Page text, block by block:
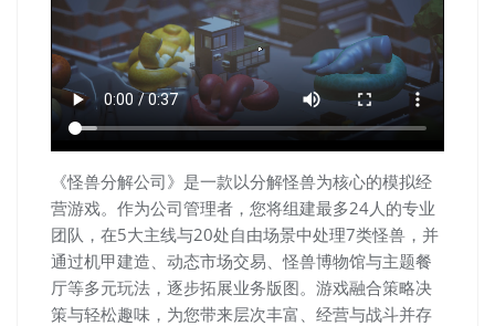
《怪兽分解公司》是一款以分解怪兽为核心的模拟经
营游戏。作为公司管理者，您将组建最多24人的专业
团队，在5大主线与20处自由场景中处理7类怪兽，并
通过机甲建造、动态市场交易、怪兽博物馆与主题餐
厅等多元玩法，逐步拓展业务版图。游戏融合策略决
策与轻松趣味，为您带来层次丰富、经营与战斗并存